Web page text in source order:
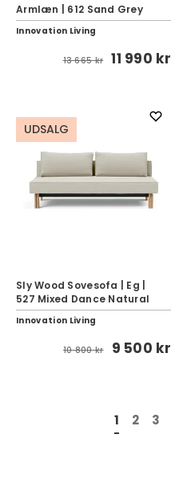
Armlæn | 612 Sand Grey
Innovation Living
13 665 kr 11 990 kr
UDSALG
Sly Wood Sovesofa | Eg |
527 Mixed Dance Natural
Innovation Living
10 800 kr 9 500 kr
1 2 3